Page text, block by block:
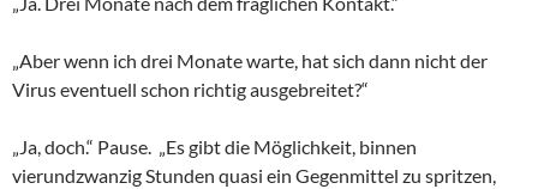
„Aber wenn ich drei Monate warte, hat sich dann nicht der
Virus eventuell schon richtig ausgebreitet?“
„Ja, doch.“ Pause. „Es gibt die Möglichkeit, binnen
vierundzwanzig Stunden quasi ein Gegenmittel zu spritzen,